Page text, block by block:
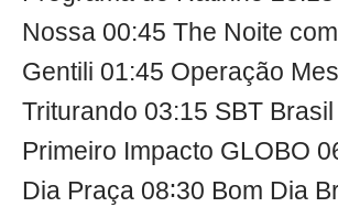
Nossa 00:45 The Noite
Gentili 01:45 Operação
Triturando 03:15 SBT
Primeiro Impacto GLOBO
Dia Praça 08∶30 Bom Dia